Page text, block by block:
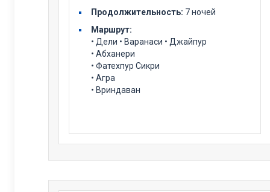
Продолжительность: 7 ночей
Маршрут:
• Дели • Варанаси • Джайпур
• Абханери
• Фатехпур Сикри
• Агра
• Вриндаван